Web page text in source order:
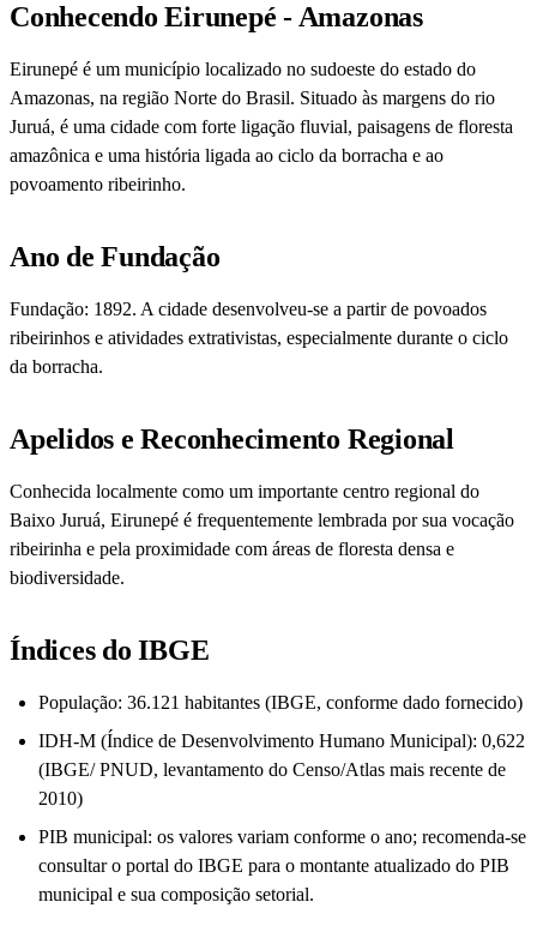
Conhecendo Eirunepé - Amazonas
Eirunepé é um município localizado no sudoeste do estado do
Amazonas, na região Norte do Brasil. Situado às margens do rio
Juruá, é uma cidade com forte ligação fluvial, paisagens de floresta
amazônica e uma história ligada ao ciclo da borracha e ao
povoamento ribeirinho.
Ano de Fundação
Fundação: 1892. A cidade desenvolveu-se a partir de povoados
ribeirinhos e atividades extrativistas, especialmente durante o ciclo
da borracha.
Apelidos e Reconhecimento Regional
Conhecida localmente como um importante centro regional do
Baixo Juruá, Eirunepé é frequentemente lembrada por sua vocação
ribeirinha e pela proximidade com áreas de floresta densa e
biodiversidade.
Índices do IBGE
População: 36.121 habitantes (IBGE, conforme dado fornecido)
IDH-M (Índice de Desenvolvimento Humano Municipal): 0,622
(IBGE/ PNUD, levantamento do Censo/Atlas mais recente de
2010)
PIB municipal: os valores variam conforme o ano; recomenda-se
consultar o portal do IBGE para o montante atualizado do PIB
municipal e sua composição setorial.